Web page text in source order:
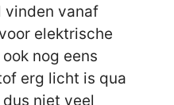
vinden vanaf
elektrische
nog eens
erg licht is qua
niet veel